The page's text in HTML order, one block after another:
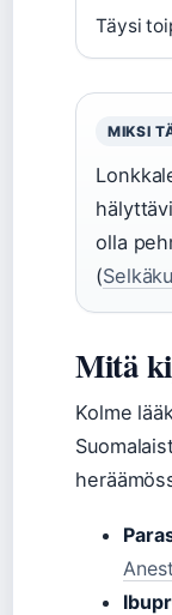
Täysi
MIKSI
olla
(
Mitä
Kolme